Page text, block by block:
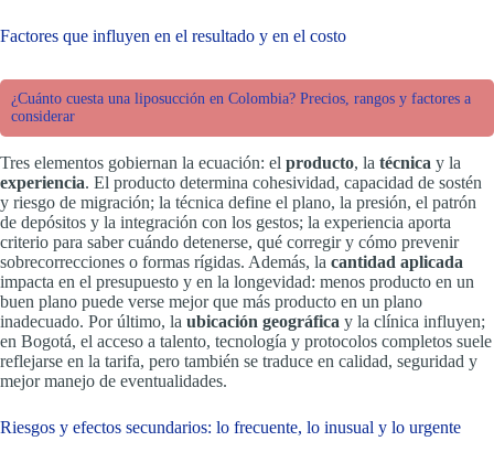
Factores que influyen en el resultado y en el costo
¿Cuánto cuesta una liposucción en Colombia? Precios, rangos y factores a
considerar
Tres elementos gobiernan la ecuación: el producto, la técnica y la
experiencia. El producto determina cohesividad, capacidad de sostén
y riesgo de migración; la técnica define el plano, la presión, el patrón
de depósitos y la integración con los gestos; la experiencia aporta
criterio para saber cuándo detenerse, qué corregir y cómo prevenir
sobrecorrecciones o formas rígidas. Además, la cantidad aplicada
impacta en el presupuesto y en la longevidad: menos producto en un
buen plano puede verse mejor que más producto en un plano
inadecuado. Por último, la ubicación geográfica y la clínica influyen;
en Bogotá, el acceso a talento, tecnología y protocolos completos suele
reflejarse en la tarifa, pero también se traduce en calidad, seguridad y
mejor manejo de eventualidades.
Riesgos y efectos secundarios: lo frecuente, lo inusual y lo urgente